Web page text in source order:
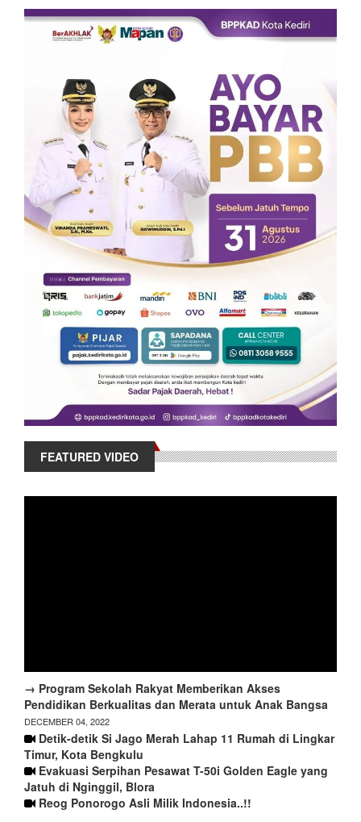
FEATURED VIDEO
→ Program Sekolah Rakyat Memberikan Akses
Pendidikan Berkualitas dan Merata untuk Anak Bangsa
DECEMBER 04, 2022
Detik-detik Si Jago Merah Lahap 11 Rumah di Lingkar
Timur, Kota Bengkulu
Evakuasi Serpihan Pesawat T-50i Golden Eagle yang
Jatuh di Nginggil, Blora
Reog Ponorogo Asli Milik Indonesia..!!